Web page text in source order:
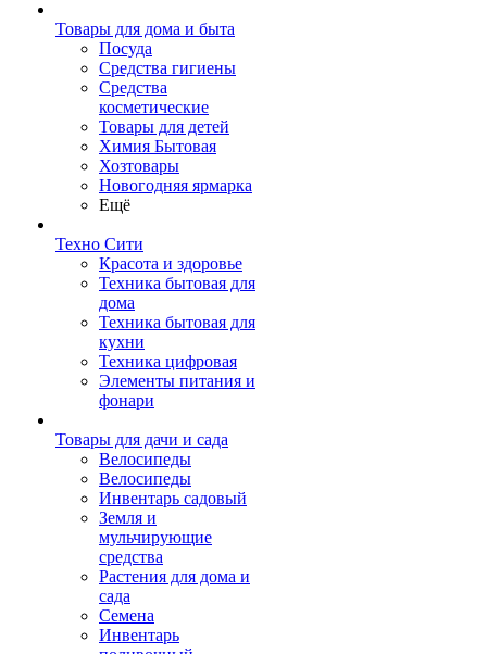
Товары для дома и быта
Посуда
Средства гигиены
Средства
косметические
Товары для детей
Химия Бытовая
Хозтовары
Новогодняя ярмарка
Ещё
Техно Сити
Красота и здоровье
Техника бытовая для
дома
Техника бытовая для
кухни
Техника цифровая
Элементы питания и
фонари
Товары для дачи и сада
Велосипеды
Велосипеды
Инвентарь садовый
Земля и
мульчирующие
средства
Растения для дома и
сада
Семена
Инвентарь